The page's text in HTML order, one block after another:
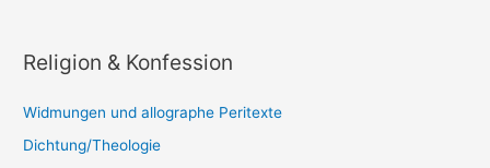
Religion & Konfession
Widmungen und allographe Peritexte
Dichtung/Theologie